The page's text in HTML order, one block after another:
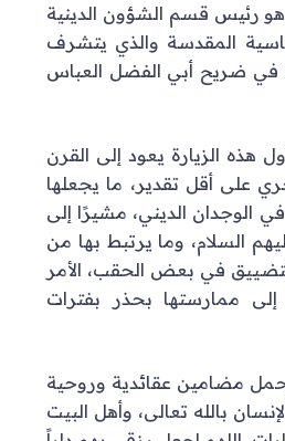
رئيس قسم الشؤون الدينية
المقدسة والذي يتشرف
في ضريح أبي الفضل العباس
هذه الزيارة يعود إلى القرن
على أقل تقدير، ما يجعلها
الوجدان الديني، مشيرًا إلى
السلام، وما يرتبط بها من
في بعض الحقب، الأمر
ممارستها بحذر بفترات
مضامين عقائدية وروحية
بالله تعالى، وأهل البيت